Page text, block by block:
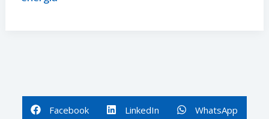
Facebook LinkedIn WhatsApp